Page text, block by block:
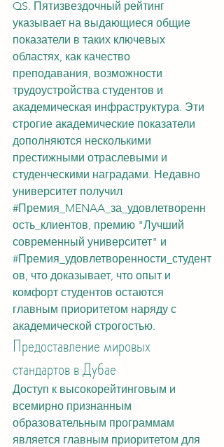
QS. Пятизвездочный рейтинг
указывает на выдающиеся общие
показатели в таких ключевых
областях, как качество
преподавания, возможности
трудоустройства студентов и
академическая инфраструктура. Эти
строгие академические показатели
дополняются несколькими
престижными отраслевыми и
студенческими наградами. Недавно
университет получил
#Премия_MENAA_за_удовлетворенн
ость_клиентов, премию "Лучший
современный университет" и
#Премия_удовлетворенности_студент
ов, что доказывает, что опыт и
комфорт студентов остаются
главным приоритетом наряду с
академической строгостью.
Предоставление мировых
стандартов в Дубае
Доступ к высокорейтинговым и
всемирно признанным
образовательным программам
является главным приоритетом для